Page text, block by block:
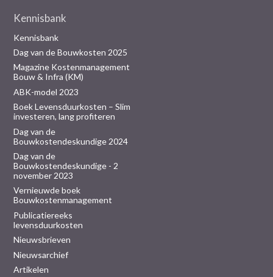
Kennisbank
Kennisbank
Dag van de Bouwkosten 2025
Magazine Kostenmanagement
Bouw & Infra (KM)
ABK-model 2023
Boek Levensduurkosten – Slim
investeren, lang profiteren
Dag van de
Bouwkostendeskundige 2024
Dag van de
Bouwkostendeskundige - 2
november 2023
Vernieuwde boek
Bouwkostenmanagement
Publicatiereeks
levensduurkosten
Nieuwsbrieven
Nieuwsarchief
Artikelen